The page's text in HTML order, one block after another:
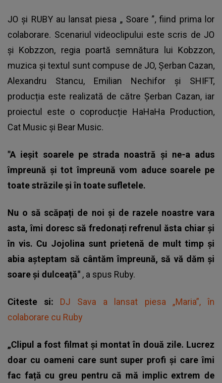
JO și RUBY au lansat piesa „ Soare ”, fiind prima lor
colaborare. Scenariul videoclipului este scris de JO
și Kobzzon, regia poartă semnătura lui Kobzzon,
muzica și textul sunt compuse de JO, Șerban Cazan,
Alexandru Stancu, Emilian Nechifor și SHIFT,
producția este realizată de către Șerban Cazan, iar
proiectul este o coproducție HaHaHa Production,
Cat Music și Bear Music.
"A ieșit soarele pe strada noastră și ne-a adus
împreună și tot împreună vom aduce soarele pe
toate străzile și în toate sufletele.
Nu o să scăpați de noi și de razele noastre vara
asta, îmi doresc să fredonați refrenul ăsta chiar și
în vis. Cu Jojolina sunt prietenă de mult timp și
abia așteptam să cântăm împreună, să vă dăm și
soare și dulceață" , a spus Ruby.
Citeste si: DJ Sava a lansat piesa „Maria”, în
colaborare cu Ruby
„Clipul a fost filmat și montat în două zile. Lucrez
doar cu oameni care sunt super profi și care îmi
fac față cu greu pentru că mă implic extrem de